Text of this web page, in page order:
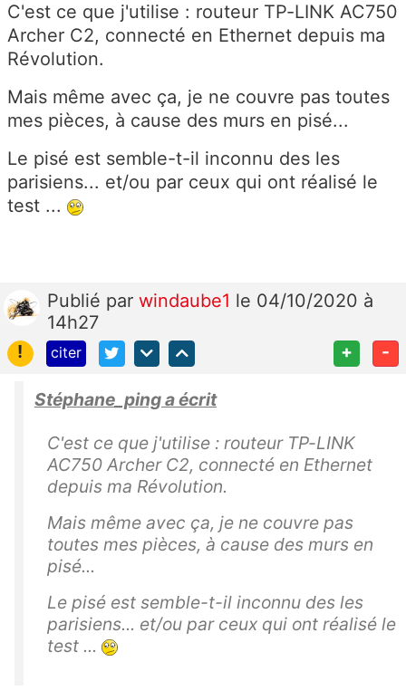
C'est ce que j'utilise : routeur TP-LINK AC750
Archer C2, connecté en Ethernet depuis ma
Révolution.
Mais même avec ça, je ne couvre pas toutes
mes pièces, à cause des murs en pisé...
Le pisé est semble-t-il inconnu des les
parisiens... et/ou par ceux qui ont réalisé le
test ...
Publié par windaube1 le 04/10/2020 à
14h27
!
citer + -
Stéphane_ping a écrit
C'est ce que j'utilise : routeur TP-LINK
AC750 Archer C2, connecté en Ethernet
depuis ma Révolution.
Mais même avec ça, je ne couvre pas
toutes mes pièces, à cause des murs en
pisé...
Le pisé est semble-t-il inconnu des les
parisiens... et/ou par ceux qui ont réalisé le
test ...